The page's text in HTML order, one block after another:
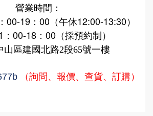
營業時間：
00-19：00（午休12:00-13:30）
00-18：00（採預約制）
山區建國北路2段65號一樓
（詢問、報價、查貨、訂購）